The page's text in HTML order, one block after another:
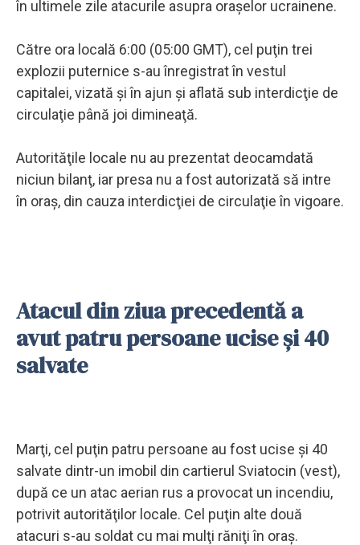
în ultimele zile atacurile asupra oraşelor ucrainene.
Către ora locală 6:00 (05:00 GMT), cel puţin trei
explozii puternice s-au înregistrat în vestul
capitalei, vizată şi în ajun şi aflată sub interdicţie de
circulaţie până joi dimineaţă.
Autorităţile locale nu au prezentat deocamdată
niciun bilanţ, iar presa nu a fost autorizată să intre
în oraş, din cauza interdicţiei de circulaţie în vigoare.
Atacul din ziua precedentă a
avut patru persoane ucise şi 40
salvate
Marţi, cel puţin patru persoane au fost ucise şi 40
salvate dintr-un imobil din cartierul Sviatocin (vest),
după ce un atac aerian rus a provocat un incendiu,
potrivit autorităţilor locale. Cel puţin alte două
atacuri s-au soldat cu mai mulţi răniţi în oraş.